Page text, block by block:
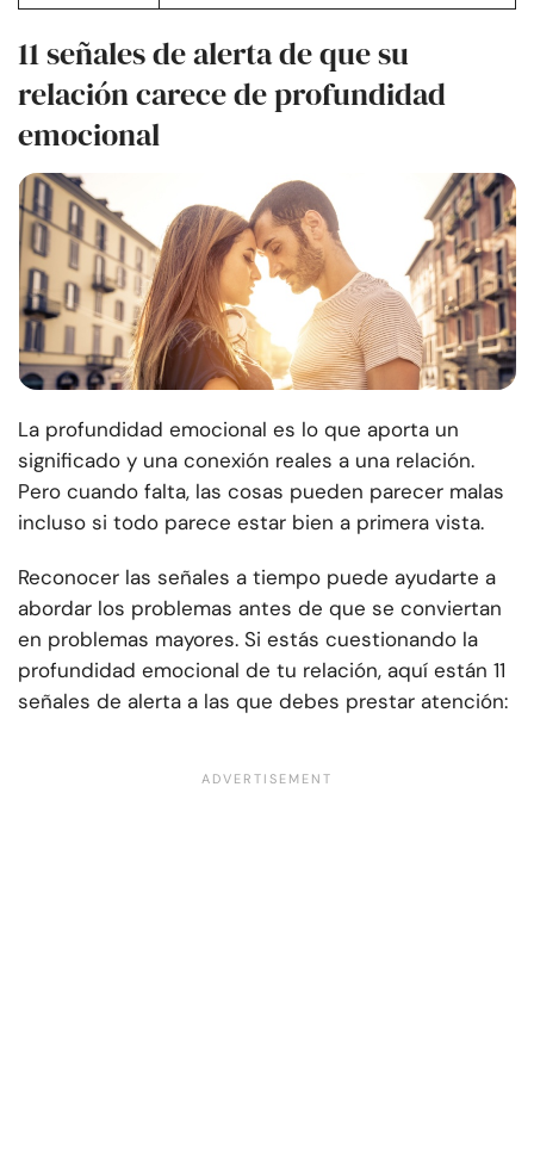
11 señales de alerta de que su
relación carece de profundidad
emocional
La profundidad emocional es lo que aporta un
significado y una conexión reales a una relación.
Pero cuando falta, las cosas pueden parecer malas
incluso si todo parece estar bien a primera vista.
Reconocer las señales a tiempo puede ayudarte a
abordar los problemas antes de que se conviertan
en problemas mayores. Si estás cuestionando la
profundidad emocional de tu relación, aquí están 11
señales de alerta a las que debes prestar atención: